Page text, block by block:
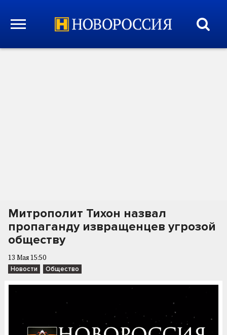
Митрополит Тихон назвал
пропаганду извращенцев угрозой
обществу
13 Мая 15:50
Новости Общество